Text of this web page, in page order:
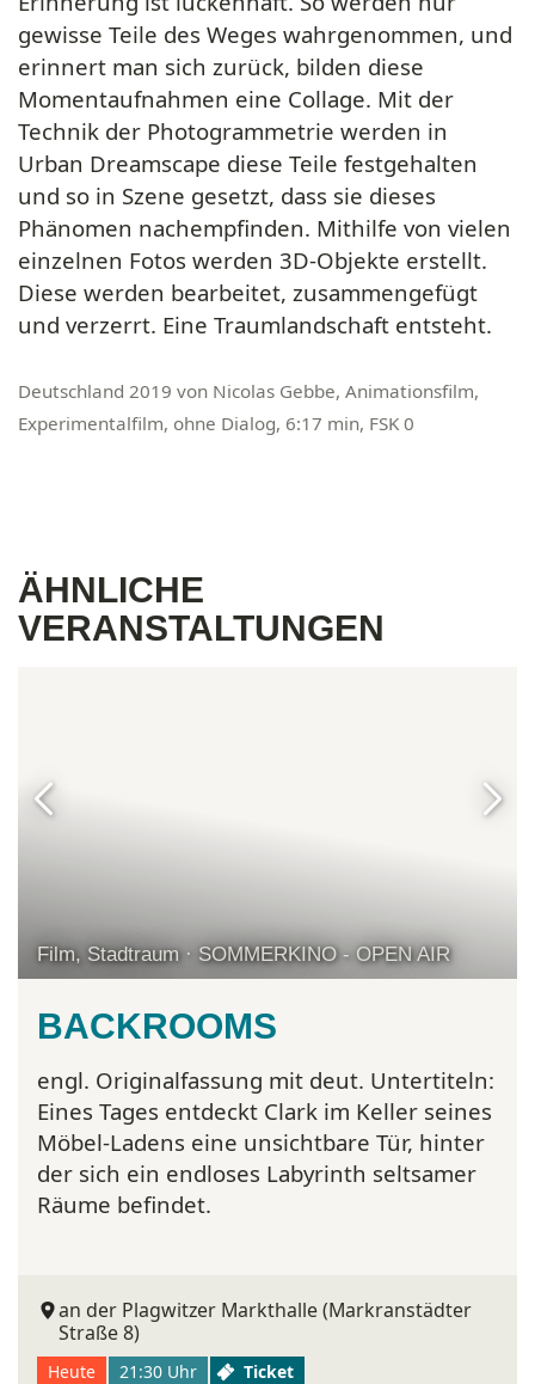
gewisse Teile des Weges wahrgenommen, und
erinnert man sich zurück, bilden diese
Momentaufnahmen eine Collage. Mit der
Technik der Photogrammetrie werden in
Urban Dreamscape diese Teile festgehalten
und so in Szene gesetzt, dass sie dieses
Phänomen nachempfinden. Mithilfe von vielen
einzelnen Fotos werden 3D-Objekte erstellt.
Diese werden bearbeitet, zusammengefügt
und verzerrt. Eine Traumlandschaft entsteht.
Deutschland 2019 von Nicolas Gebbe, Animationsfilm,
Experimentalfilm, ohne Dialog, 6:17 min, FSK 0
ÄHNLICHE
VERANSTALTUNGEN
Film, Stadtraum · SOMMERKINO - OPEN AIR
BACKROOMS
engl. Originalfassung mit deut. Untertiteln:
Eines Tages entdeckt Clark im Keller seines
Möbel-Ladens eine unsichtbare Tür, hinter
der sich ein endloses Labyrinth seltsamer
Räume befindet.
an der Plagwitzer Markthalle (Markranstädter
Straße 8)
Heute 21:30 Uhr Ticket